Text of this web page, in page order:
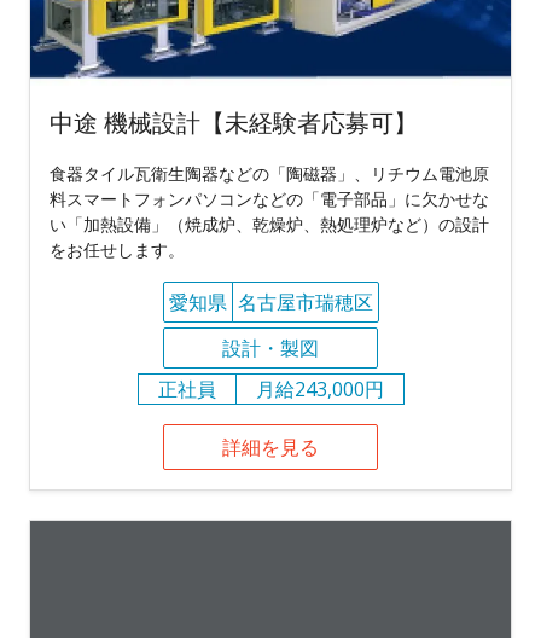
中途 機械設計【未経験者応募可】
食器タイル瓦衛生陶器などの「陶磁器」、リチウム電池原
料スマートフォンパソコンなどの「電子部品」に欠かせな
い「加熱設備」（焼成炉、乾燥炉、熱処理炉など）の設計
をお任せします。
愛知県 名古屋市瑞穂区
設計・製図
正社員
月給243,000円
詳細を見る